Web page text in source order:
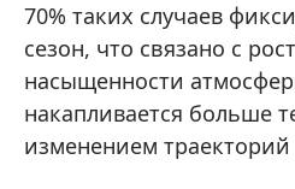
70% таких случаев
сезон, что связано с
насыщенности
накапливается больше
изменением